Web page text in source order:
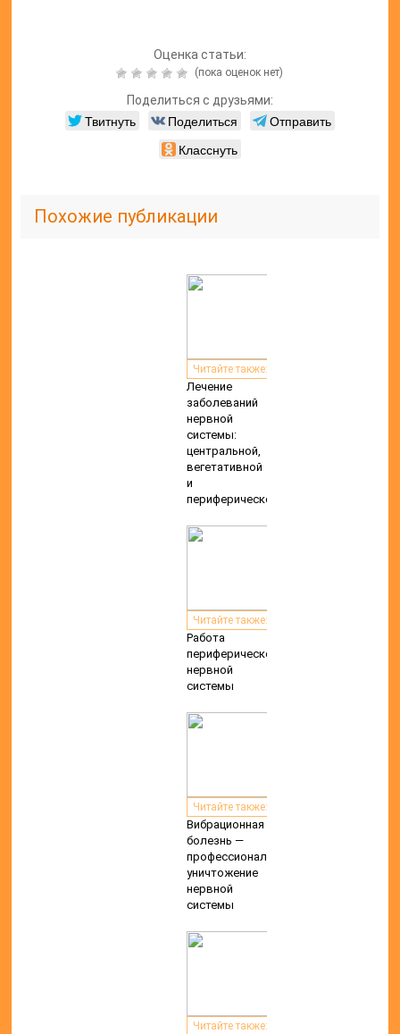
Оценка статьи:
(пока оценок нет)
Поделиться с друзьями:
Твитнуть Поделиться
Отправить
Класснуть
Похожие публикации
Читайте также:
Лечение
заболеваний
нервной
системы:
центральной,
вегетативной
и
периферической
Читайте также:
Работа
периферической
нервной
системы
Читайте также:
Вибрационная
болезнь —
профессиональное
уничтожение
нервной
системы
Читайте также: